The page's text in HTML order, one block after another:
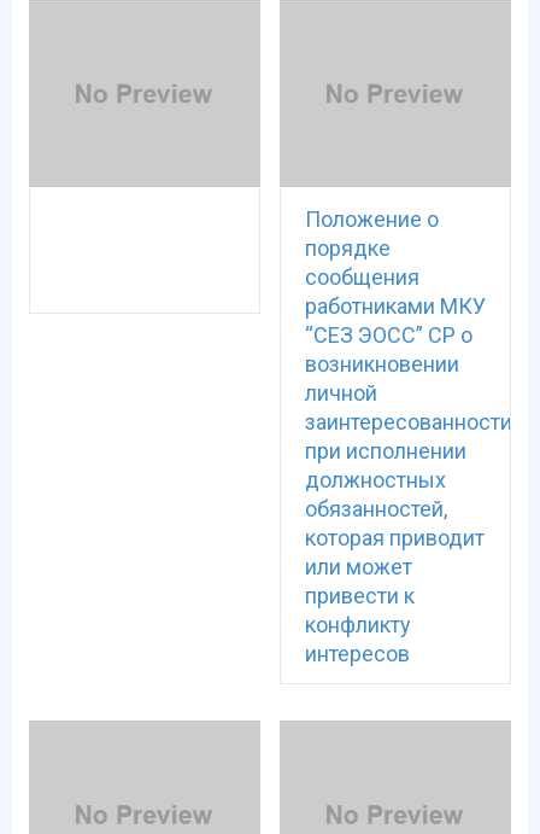
Положение о
порядке
сообщения
работниками МКУ
“СЕЗ ЭОСС” СР о
возникновении
личной
заинтересованности
при исполнении
должностных
обязанностей,
которая приводит
или может
привести к
конфликту
интересов